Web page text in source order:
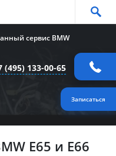
Серия Серия
СерияX3
СерияZ4 СерияM
сервис BMW
(495) 133-00-65
Записаться
E65 и E66